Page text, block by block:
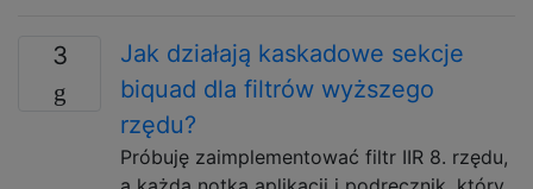
3
Jak działają kaskadowe sekcje
biquad dla filtrów wyższego
rzędu?
Próbuję zaimplementować filtr IIR 8. rzędu,